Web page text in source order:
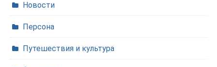
Новости
Персона
Путешествия и культура